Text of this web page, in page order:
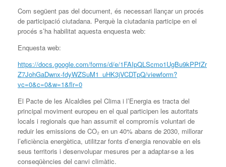
Com següent pas del document, és necessari llançar un procés
de participació ciutadana. Perquè la ciutadania participe en el
procés s’ha habilitat aquesta enquesta web:
Enquesta web:
https://docs.google.com/forms/d/e/1FAIpQLScmo1UgBu9kPPfZr
Z7JohGaDwnx-fdyWZSuM1_uHK3jVCDTpQ/viewform?
vc=0&c=0&w=1&flr=0
El Pacte de les Alcaldies pel Clima i l’Energia es tracta del
principal moviment europeu en el qual participen les autoritats
locals i regionals que han assumit el compromís voluntari de
reduir les emissions de CO₂ en un 40% abans de 2030, millorar
l’eficiència energètica, utilitzar fonts d’energia renovable en els
seus territoris i desenvolupar mesures per a adaptar-se a les
conseqüències del canvi climàtic.